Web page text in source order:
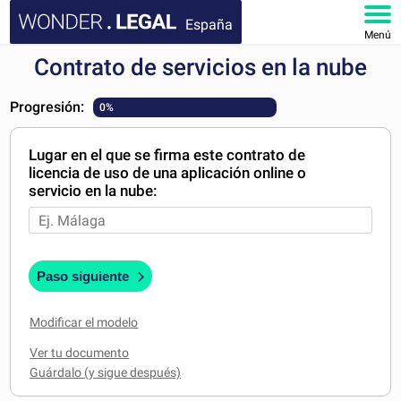
España
Menú
INICIO
DOCUMENTOS
FAQ
MI CUENTA
Contrato de servicios en la nube
Progresión: 0%
Lugar en el que se firma este contrato de
licencia de uso de una aplicación online o
servicio en la nube:
Paso siguiente
Modificar el modelo
Ver tu documento